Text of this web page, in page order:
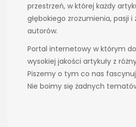
przestrzeń, w której każdy
głębokiego zrozumienia, pasji i
autorów.
Portal internetowy w którym
wysokiej jakości artykuły z
Piszemy o tym co nas
Nie boimy się żadnych